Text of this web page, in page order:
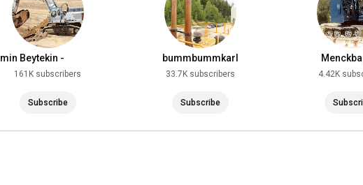
Beytekin -
Machinery & More
161K subscribers
Subscribe
bummbummkarl
33.7K subscribers
Subscribe
4.42K